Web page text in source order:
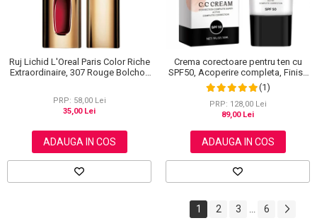
Ruj Lichid L'Oreal Paris Color Riche
Extraordinaire, 307 Rouge Bolchoi,
PRP: 58,00 Lei
35,00 Lei
ADAUGA IN COS
Crema corectoare pentru ten cu
SPF50, Acoperire completa, Finish
mat, Rezistenta, Anti Roseata, CC
Cream Sefudun, 30 ml
(1)
PRP: 128,00 Lei
89,00 Lei
ADAUGA IN COS
1 2 3 6